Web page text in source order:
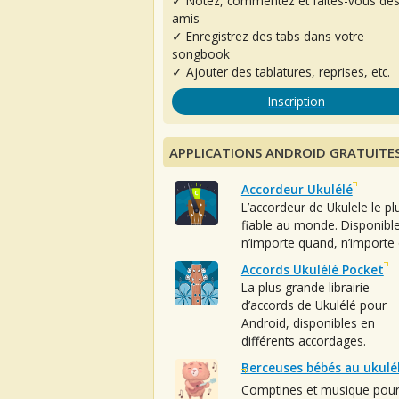
amis
✓ Enregistrez des tabs dans votre
songbook
✓ Ajouter des tablatures, reprises, etc.
Inscription
APPLICATIONS ANDROID
Accordeur Ukulélé
L’accordeur de Ukulele le
fiable au monde. Disponible
n’importe quand, n’importe
Accords Ukulélé Pocket
La plus grande librairie
d’accords de Ukulélé pour
Android, disponibles en
différents accordages.
Berceuses bébés au
Comptines et musique pour